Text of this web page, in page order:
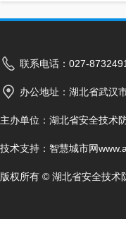
联系电话：027-
办公地址：湖北省武汉
主办单位：湖北省安全技术
技术支持： 智慧城市网
版权所有 © 湖北省安全技术